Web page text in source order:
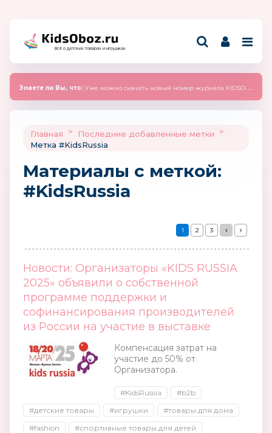
Всё о детских товарах и игрушках
Знаете ли Вы, что: Уже можно скачать новый номер журнала KIDSOBOZ 2025 (сентябрь)
Главная > Последние добавленные метки
>
Метка #KidsRussia
Материалы c меткой:
#KidsRussia
1 2 3
Новости: Организаторы «KIDS RUSSIA
2025» объявили о собственной
программе поддержки и
софинансирования производителей
из России на участие в выставке
Компенсация затрат на
участие до 50% от
Организатора.
#KidsRussia
#b2b
#детские товары
#игрушки
#товары для дома
#fashion
#спортивные товары для детей